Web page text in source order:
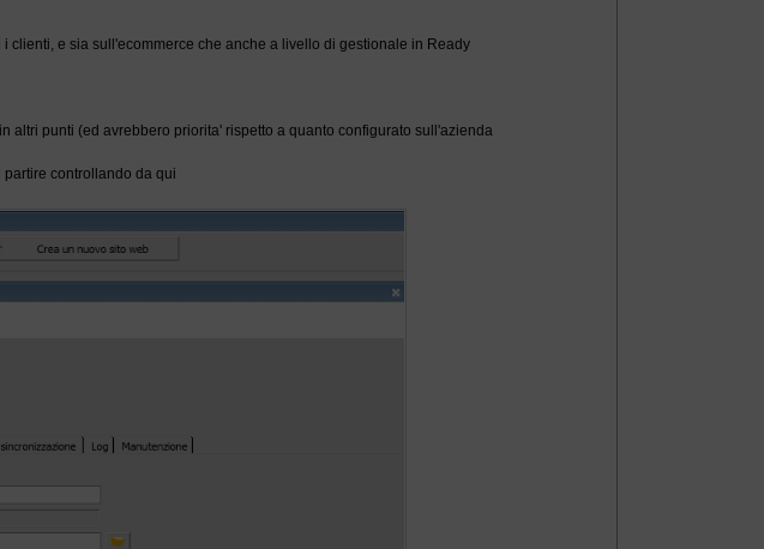
e sia sull'ecommerce che anche a livello di gestionale in Ready
altri punti (ed avrebbero priorita' rispetto a quanto configurato sull'azienda
controllando da qui